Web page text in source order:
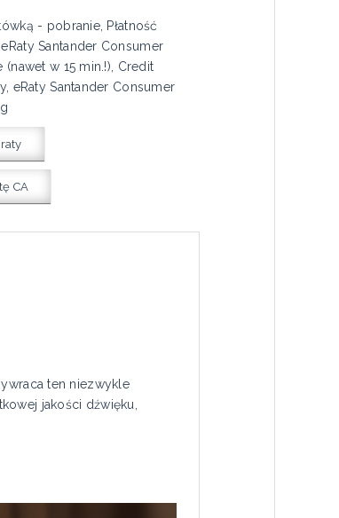
- pobranie, Płatność
Santander Consumer
(nawet w 15 min.!), Credit
eRaty Santander Consumer
CA
ten niezwykle
jakości dźwięku,